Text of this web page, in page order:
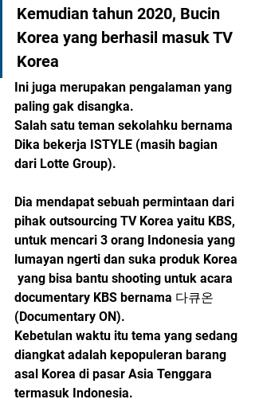
Kemudian tahun 2020, Bucin
Korea yang berhasil masuk TV
Korea
Ini juga merupakan pengalaman yang
paling gak disangka.
Salah satu teman sekolahku bernama
Dika bekerja ISTYLE (masih bagian
dari Lotte Group).
Dia mendapat sebuah permintaan dari
pihak outsourcing TV Korea yaitu KBS,
untuk mencari 3 orang Indonesia yang
lumayan ngerti dan suka produk Korea
yang bisa bantu shooting untuk acara
documentary KBS bernama 다큐온
(Documentary ON).
Kebetulan waktu itu tema yang sedang
diangkat adalah kepopuleran barang
asal Korea di pasar Asia Tenggara
termasuk Indonesia.